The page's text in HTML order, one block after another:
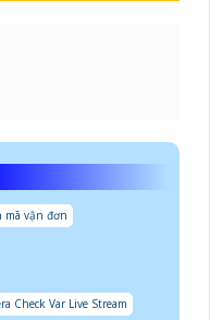
mã vận đơn
Check Var Live Stream